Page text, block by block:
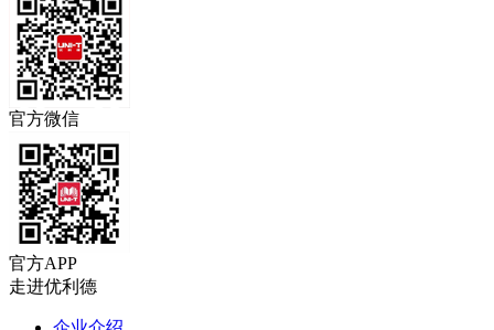
官方微信
官方APP
走进优利德